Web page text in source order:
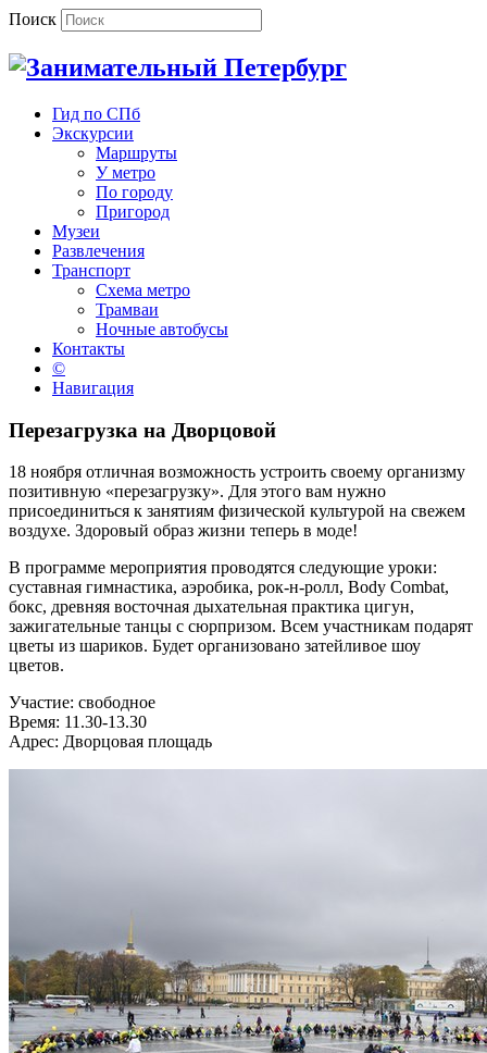
Поиск
Гид по СПб
Экскурсии
Маршруты
У метро
По городу
Пригород
Музеи
Развлечения
Транспорт
Схема метро
Трамваи
Ночные автобусы
Контакты
©
Навигация
Перезагрузка на Дворцовой
18 ноября отличная возможность устроить своему организму
позитивную «перезагрузку». Для этого вам нужно
присоединиться к занятиям физической культурой на свежем
воздухе. Здоровый образ жизни теперь в моде!
В программе мероприятия проводятся следующие уроки:
суставная гимнастика, аэробика, рок-н-ролл, Body Combat,
бокс, древняя восточная дыхательная практика цигун,
зажигательные танцы с сюрпризом. Всем участникам подарят
цветы из шариков. Будет организовано затейливое шоу
цветов.
Участие: свободное
Время: 11.30-13.30
Адрес: Дворцовая площадь